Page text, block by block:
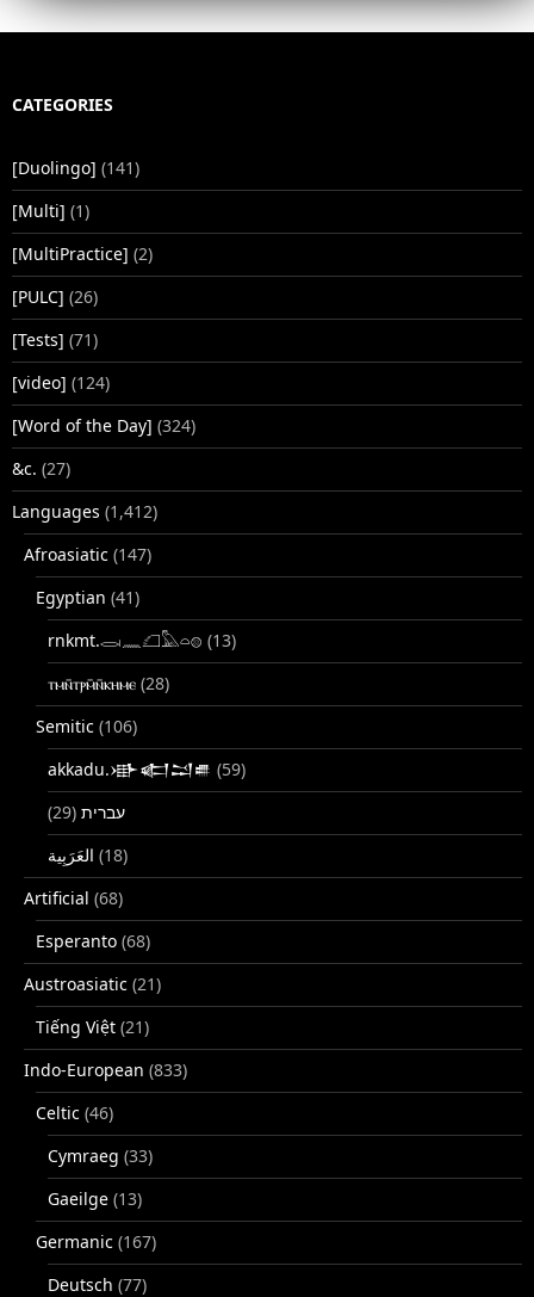
CATEGORIES
[Duolingo] (141)
[Multi] (1)
[MultiPractice] (2)
[PULC] (26)
[Tests] (71)
[video] (124)
[Word of the Day] (324)
&c. (27)
Languages (1,412)
Afroasiatic (147)
Egyptian (41)
rnkmt.𓂋𓏺𓈖𓆎𓅓𓏏𓊖 (13)
ⲧⲙⲛ̄ⲧⲣⲙ̄ⲛ̄ⲕⲏⲙⲉ (28)
Semitic (106)
akkadu.𒀝𒅗𒁺𒌑 (59)
עברית (29)
(18)
Artificial (68)
Esperanto (68)
Austroasiatic (21)
Tiếng Việt (21)
Indo-European (833)
Celtic (46)
Cymraeg (33)
Gaeilge (13)
Germanic (167)
Deutsch (77)